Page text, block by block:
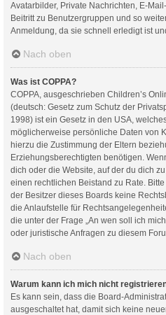
Avatarbilder, Private Nachrichten, E-
Beitritt zu Benutzergruppen und so
Anmeldung, da sie schnell erledigt ist
Nach oben
Was ist COPPA?
COPPA, ausgeschrieben Children’s
(deutsch: Gesetz zum Schutz der
1998) ist ein Gesetz in den USA,
möglicherweise persönliche Daten von
hierzu die Zustimmung der Eltern
Erziehungsberechtigten benötigen.
dich oder die Website, auf der du dich
einen rechtlichen Beistand zu Rate.
der Besitzer dieses Boards keine
die Anlaufstelle für
die unter der Frage „An wen soll ich
oder juristische Anfragen zu diesem
Nach oben
Warum kann ich mich nicht
Es kann sein, dass die Board-
ausgeschaltet hat, damit sich keine